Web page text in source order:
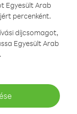
Egyesült Arab
percenként.
díjcsomagot,
Egyesült Arab